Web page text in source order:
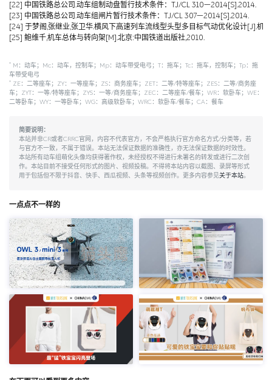
[22] 中国铁路总公司.动车组制动盘暂行技术条件：TJ/CL 310—2014[S].2014.
[23] 中国铁路总公司.动车组闸片暂行技术条件：TJ/CL 307—2014[S].2014.
[24] 于梦阁,张继业,张卫华.横风下高速列车流线型头型多目标气动优化设计[J].机
[25] 鲍维千,机车总体与转向架[M].北京:中国铁道出版社,2010.
* M：动车；Mc：动车，控制车；Mp：动车带受电弓；T：拖车；Tc：拖车，控制车；Tp：拖
车带受电弓
* ZE：二等座车；ZY：一等座车；ZS：商务座车；ZET：二等/特等座车；ZES：二等/商务座
车；ZYT：一等/特等座车；ZYS：一等/商务座车；ZEC：二等座车/餐车；WR：软卧车；WE：
二等卧车；WY：一等卧车；WG：高级软卧车；WRC：软卧车/餐车；CA：餐车
简要说明：
本站并非CR或者CRRC官网，内容不代表官方，不会严格执行官方命名方式/分类等，若
与官方不一致，不属于错误。本站无法保证数据的准确性，亦无法保证数据的时效性。
本站所有动车组萌化头像均获得著作权，未经授权不得进行未署名的转发或进行二次创
作。本站目前不接受任何形式的图片、视频投稿。不得将本站内容以截图、录屏等形式
用于包括但不限于抖音、快手、西瓜视频、头条等视频创作。更多内容参见关于本站。
一点点不一样的